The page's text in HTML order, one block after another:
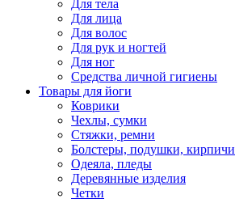
Для тела
Для лица
Для волос
Для рук и ногтей
Для ног
Средства личной гигиены
Товары для йоги
Коврики
Чехлы, сумки
Стяжки, ремни
Болстеры, подушки, кирпичи
Одеяла, пледы
Деревянные изделия
Четки